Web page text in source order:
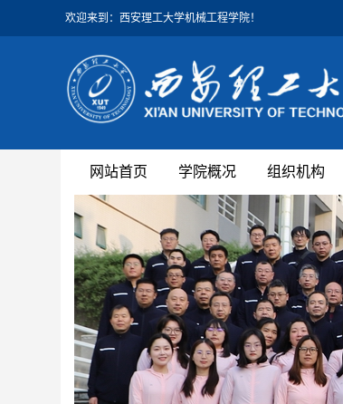
欢迎来到：西安理工大学机械工程学院！
网站首页 学院概况 组织机构